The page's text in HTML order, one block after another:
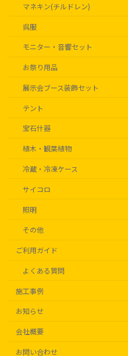
マネキン(チルドレン)
呉服
モニター・音響セット
お祭り用品
展示会ブース装飾セット
テント
宝石什器
植木・観葉植物
冷蔵・冷凍ケース
サイコロ
照明
その他
ご利用ガイド
よくある質問
施工事例
お知らせ
会社概要
お問い合わせ